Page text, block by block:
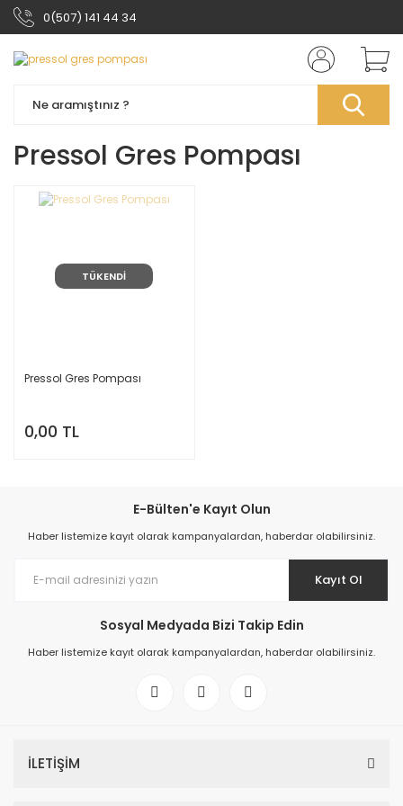
0(507) 141 44 34
Pressol Gres Pompası
TÜKENDİ
Pressol Gres Pompası
0,00 TL
E-Bülten'e Kayıt Olun
Haber listemize kayıt olarak kampanyalardan, haberdar olabilirsiniz.
Kayıt Ol
Sosyal Medyada Bizi Takip Edin
Haber listemize kayıt olarak kampanyalardan, haberdar olabilirsiniz.
İLETİŞİM